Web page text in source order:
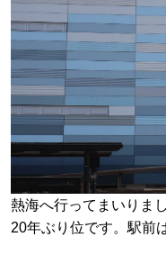
熱海へ行ってまいりまし
20年ぶり位です。駅前